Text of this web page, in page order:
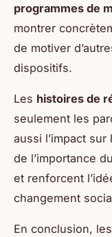
programmes de
montrer
de motiver
dispositifs.
Les histoires de
seulement les
aussi l’impact sur
de l’importance
et renforcent
changement
En conclusion, les